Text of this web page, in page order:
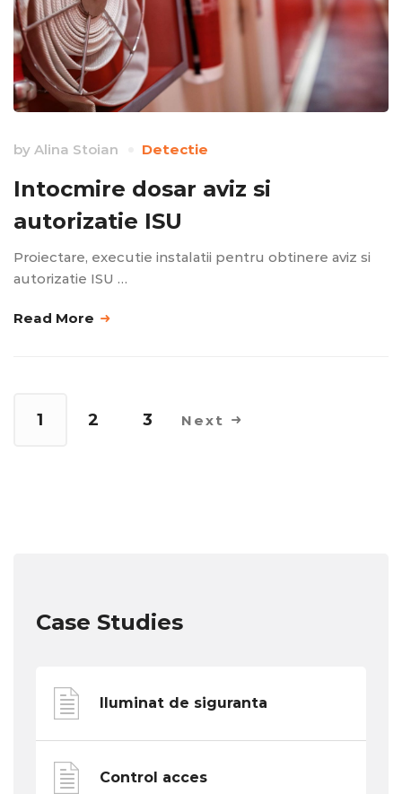
by Alina Stoian Detectie
Intocmire dosar aviz si
autorizatie ISU
Proiectare, executie instalatii pentru obtinere aviz si
autorizatie ISU …
Read More
1 2 3 Next
Case Studies
Iluminat de siguranta
Control acces